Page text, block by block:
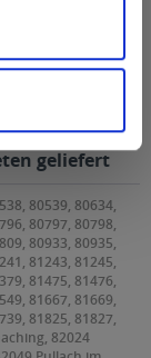
Regionen,
geliefert
80539, 80634,
80797, 80798,
80933, 80935,
81243, 81245,
81475, 81476,
81667, 81669,
81825, 81827,
82024